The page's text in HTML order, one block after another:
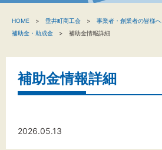
新着情報
関係機関の方へ
HOME 垂井町商工会 事業者・創業者の皆様へ
補助金・助成金
補助金情報詳細
補助金情報詳細
2026.05.13